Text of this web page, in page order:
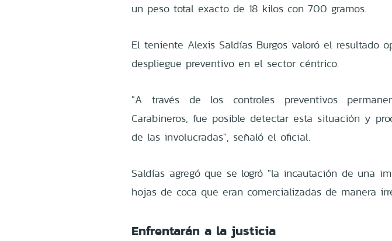
un peso total exacto de 18 kilos con 700 gramos.
El teniente Alexis Saldías Burgos valoró el resultado
despliegue preventivo en el sector céntrico.
"A través de los controles preventivos
Carabineros, fue posible detectar esta situación y
de las involucradas", señaló el oficial.
Saldías agregó que se logró "la incautación de una
hojas de coca que eran comercializadas de manera
Enfrentarán a la justicia